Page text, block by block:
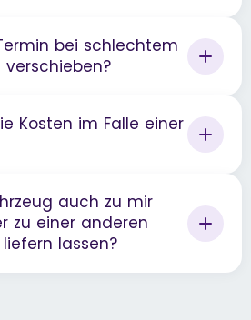
bei schlechtem
Kosten im Falle einer
auch zu mir
zu einer anderen
lassen?